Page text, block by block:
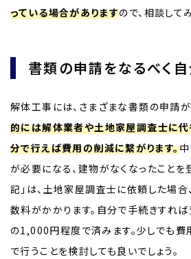
っている場合がありますので、相談して
書類の申請をなるべく
解体工事には、さまざまな書類の申請
的には解体業者や土地家屋調査士に代
分で行えば費用の削減に繋がります。
が必要になる、建物がなくなったこと
記」は、土地家屋調査士に依頼した場
数料がかかります。自分で手続きすれ
の1,000円程度で済みます。少しでも費
で行うことを検討しても良いでしょう。